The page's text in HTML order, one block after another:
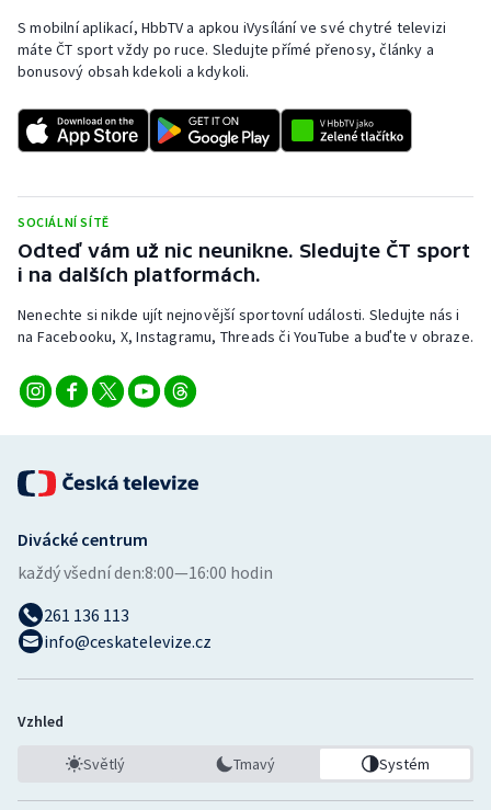
S mobilní aplikací, HbbTV a apkou iVysílání ve své chytré televizi
máte ČT sport vždy po ruce. Sledujte přímé přenosy, články a
bonusový obsah kdekoli a kdykoli.
SOCIÁLNÍ SÍTĚ
Odteď vám už nic neunikne. Sledujte ČT sport
i na dalších platformách.
Nenechte si nikde ujít nejnovější sportovní události. Sledujte nás i
na Facebooku, X, Instagramu, Threads či YouTube a buďte v obraze.
Divácké centrum
každý všední den:8:00—16:00 hodin
261 136 113
info@ceskatelevize.cz
Vzhled
Světlý Tmavý Systém